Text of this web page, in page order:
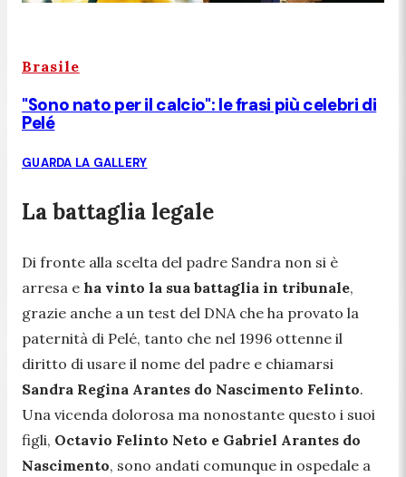
Brasile
"Sono nato per il calcio": le frasi più celebri di
Pelé
GUARDA LA GALLERY
La battaglia legale
Di fronte alla scelta del padre Sandra non si è
arresa e ha vinto la sua battaglia in tribunale,
grazie anche a un test del DNA che ha provato la
paternità di Pelé, tanto che nel 1996 ottenne il
diritto di usare il nome del padre e chiamarsi
Sandra Regina Arantes do Nascimento Felinto.
Una vicenda dolorosa ma nonostante questo i suoi
figli, Octavio Felinto Neto e Gabriel Arantes do
Nascimento, sono andati comunque in ospedale a